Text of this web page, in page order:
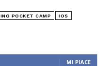
MI PIACE
POCKET CAMP IOS